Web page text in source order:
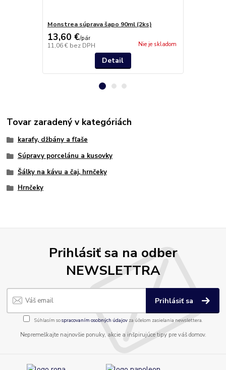
Monstrea súprava šapo 90ml (2ks)
13,60 €/pár
11,06 € bez DPH Nie je skladom
Detail
Tovar zaradený v kategóriách
karafy, džbány a fľaše
Súpravy porcelánu a kusovky
Šálky na kávu a čaj, hrnčeky
Hrnčeky
Prihlásiť sa na odber
NEWSLETTRA
Prihlásiť sa
Súhlasím sospracovaním osobných údajov za účelom zasielania newslettera.
Nepremeškajte najnovšie ponuky, akcie a inšpirujúce tipy pre váš domov.